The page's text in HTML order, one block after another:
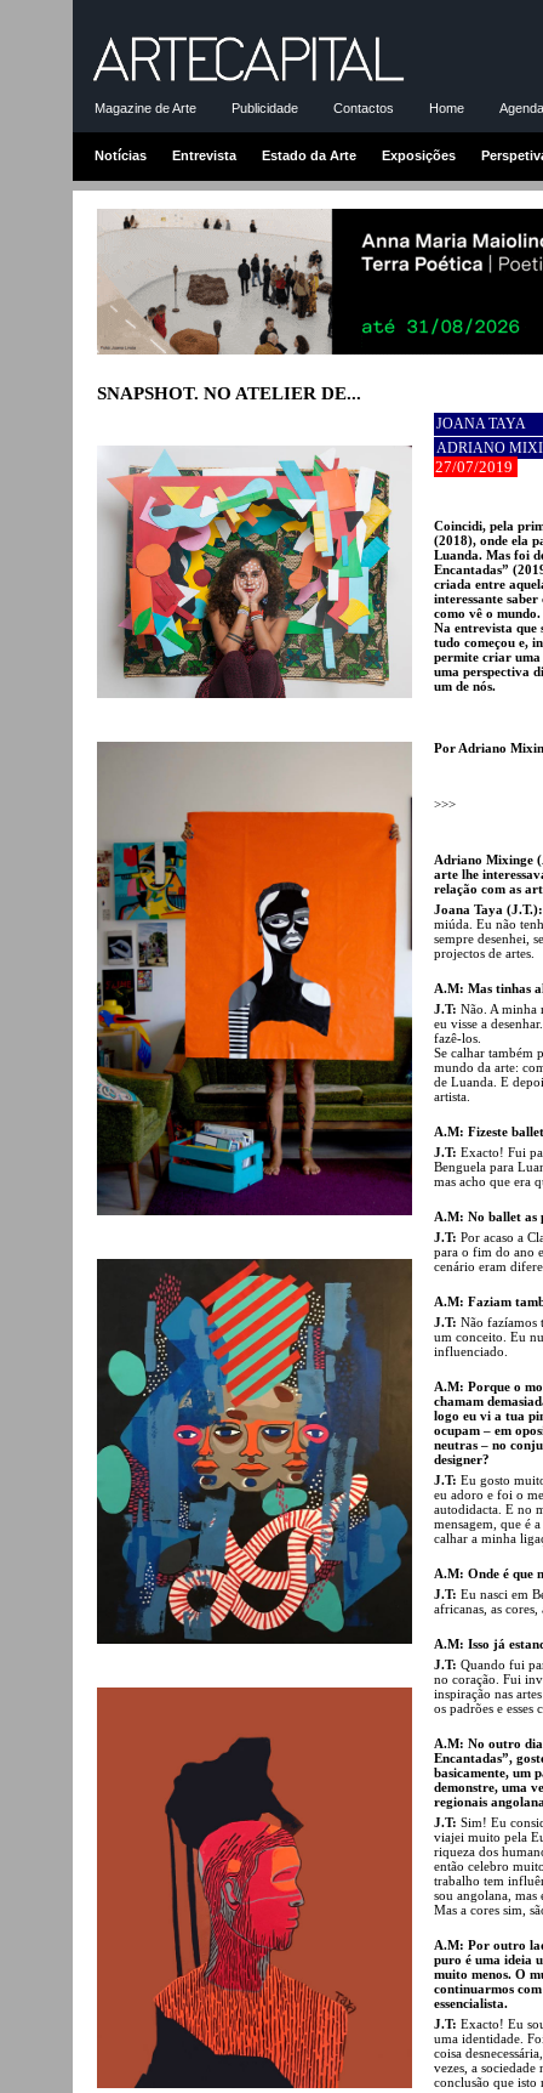
Magazine de Arte Publicidade Contactos Home
Notícias Entrevista Estado da Arte Exposições
SNAPSHOT. NO ATELIER DE...
JOANA TAYA
ADRIANO
27/07/2019
Coincidi, pela
(2018), onde ela
Luanda. Mas foi
Encantadas”
criada entre
interessante
como vê o mundo.
Na entrevista que
tudo começou e,
permite criar uma
uma perspectiva
um de nós.
Por Adriano
>>>
Adriano Mixinge
arte lhe
relação com as
Joana Taya (J.T.):
miúda. Eu não
sempre desenhei,
projectos de artes.
A.M: Mas tinhas
J.T: Não. A minha
eu visse a
fazê-los.
Se calhar também
mundo da arte:
de Luanda. E
artista.
A.M: Fizeste
J.T: Exacto! Fui
Benguela para
mas acho que era
A.M: No ballet as
J.T: Por acaso a
para o fim do ano
cenário eram
A.M: Faziam
J.T: Não fazíamos
um conceito. Eu
influenciado.
A.M: Porque o
chamam
logo eu vi a tua
ocupam – em
neutras – no
designer?
J.T: Eu gosto
eu adoro e foi o
autodidacta. E no
mensagem, que é
calhar a minha
A.M: Onde é que
J.T: Eu nasci em
africanas, as cores,
A.M: Isso já
J.T: Quando fui
no coração. Fui
inspiração nas
os padrões e esses
A.M: No outro
Encantadas”,
basicamente, um
demonstre, uma
regionais
J.T: Sim! Eu
viajei muito pela
riqueza dos
então celebro
trabalho tem
sou angolana,
Mas a cores sim,
A.M: Por outro
puro é uma ideia
muito menos. O
continuarmos
essencialista.
J.T: Exacto! Eu
uma identidade.
coisa
vezes, a
conclusão que isto